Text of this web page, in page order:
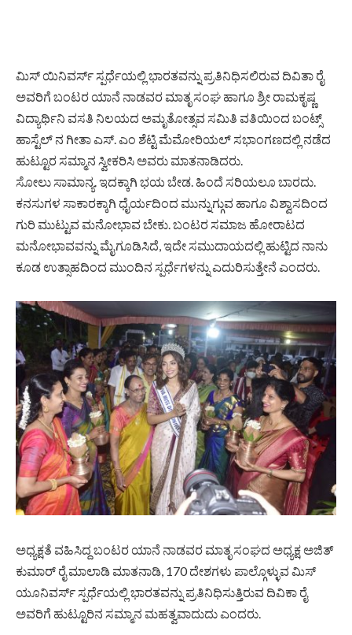
ಮಿಸ್ ಯಿನಿವರ್ಸ್ ಸ್ಪರ್ಧೆಯಲ್ಲಿ ಭಾರತವನ್ನು ಪ್ರತಿನಿಧಿಸಲಿರುವ ದಿವಿತಾ ರೈ
ಅವರಿಗೆ ಬಂಟರ ಯಾನೆ ನಾಡವರ ಮಾತೃ ಸಂಘ ಹಾಗೂ ಶ್ರೀ ರಾಮಕೃಷ್ಣ
ವಿದ್ಯಾರ್ಥಿನಿ ವಸತಿ ನಿಲಯದ ಅಮೃತೋತ್ಸವ ಸಮಿತಿ ವತಿಯಿಂದ ಬಂಟ್ಸ್
ಹಾಸ್ಟೆಲ್ ನ ಗೀತಾ ಎಸ್. ಎಂ ಶೆಟ್ಟಿ ಮೆಮೋರಿಯಲ್ ಸಭಾಂಗಣದಲ್ಲಿ ನಡೆದ
ಹುಟ್ಟೂರ ಸಮ್ಮಾನ ಸ್ವೀಕರಿಸಿ ಅವರು ಮಾತನಾಡಿದರು.
ಸೋಲು ಸಾಮಾನ್ಯ. ಇದಕ್ಕಾಗಿ ಭಯ ಬೇಡ. ಹಿಂದೆ ಸರಿಯಲೂ ಬಾರದು.
ಕನಸುಗಳ ಸಾಕಾರಕ್ಕಾಗಿ ಧೈರ್ಯದಿಂದ ಮುನ್ನುಗ್ಗುವ ಹಾಗೂ ವಿಶ್ವಾಸದಿಂದ
ಗುರಿ ಮುಟ್ಟುವ ಮನೋಭಾವ ಬೇಕು. ಬಂಟರ ಸಮಾಜ ಹೋರಾಟದ
ಮನೋಭಾವವನ್ನು ಮೈಗೂಡಿಸಿದೆ, ಇದೇ ಸಮುದಾಯದಲ್ಲಿ ಹುಟ್ಟಿದ ನಾನು
ಕೂಡ ಉತ್ಸಾಹದಿಂದ ಮುಂದಿನ ಸ್ಪರ್ಧೆಗಳನ್ನು ಎದುರಿಸುತ್ತೇನೆ ಎಂದರು.
ಅಧ್ಯಕ್ಷತೆ ವಹಿಸಿದ್ದ ಬಂಟರ ಯಾನೆ ನಾಡವರ ಮಾತೃ ಸಂಘದ ಅಧ್ಯಕ್ಷ ಅಜಿತ್
ಕುಮಾರ್ ರೈ ಮಾಲಾಡಿ ಮಾತನಾಡಿ, 170 ದೇಶಗಳು ಪಾಲ್ಗೊಳ್ಳುವ ಮಿಸ್
ಯೂನಿವರ್ಸ್ ಸ್ಪರ್ಧೆಯಲ್ಲಿ ಭಾರತವನ್ನು ಪ್ರತಿನಿಧಿಸುತ್ತಿರುವ ದಿವಿಕಾ ರೈ
ಅವರಿಗೆ ಹುಟ್ಟೂರಿನ ಸಮ್ಮಾನ ಮಹತ್ವವಾದುದು ಎಂದರು.